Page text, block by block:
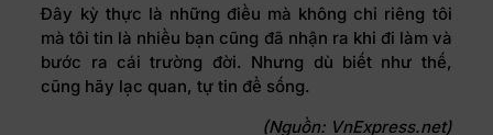
Đây kỳ thực là những điều mà không chỉ riêng tôi
mà tôi tin là nhiều bạn cũng đã nhận ra khi đi làm và
bước ra cái trường đời. Nhưng dù biết như thế,
cũng hãy lạc quan, tự tin để sống.
(Nguồn: VnExpress.net)